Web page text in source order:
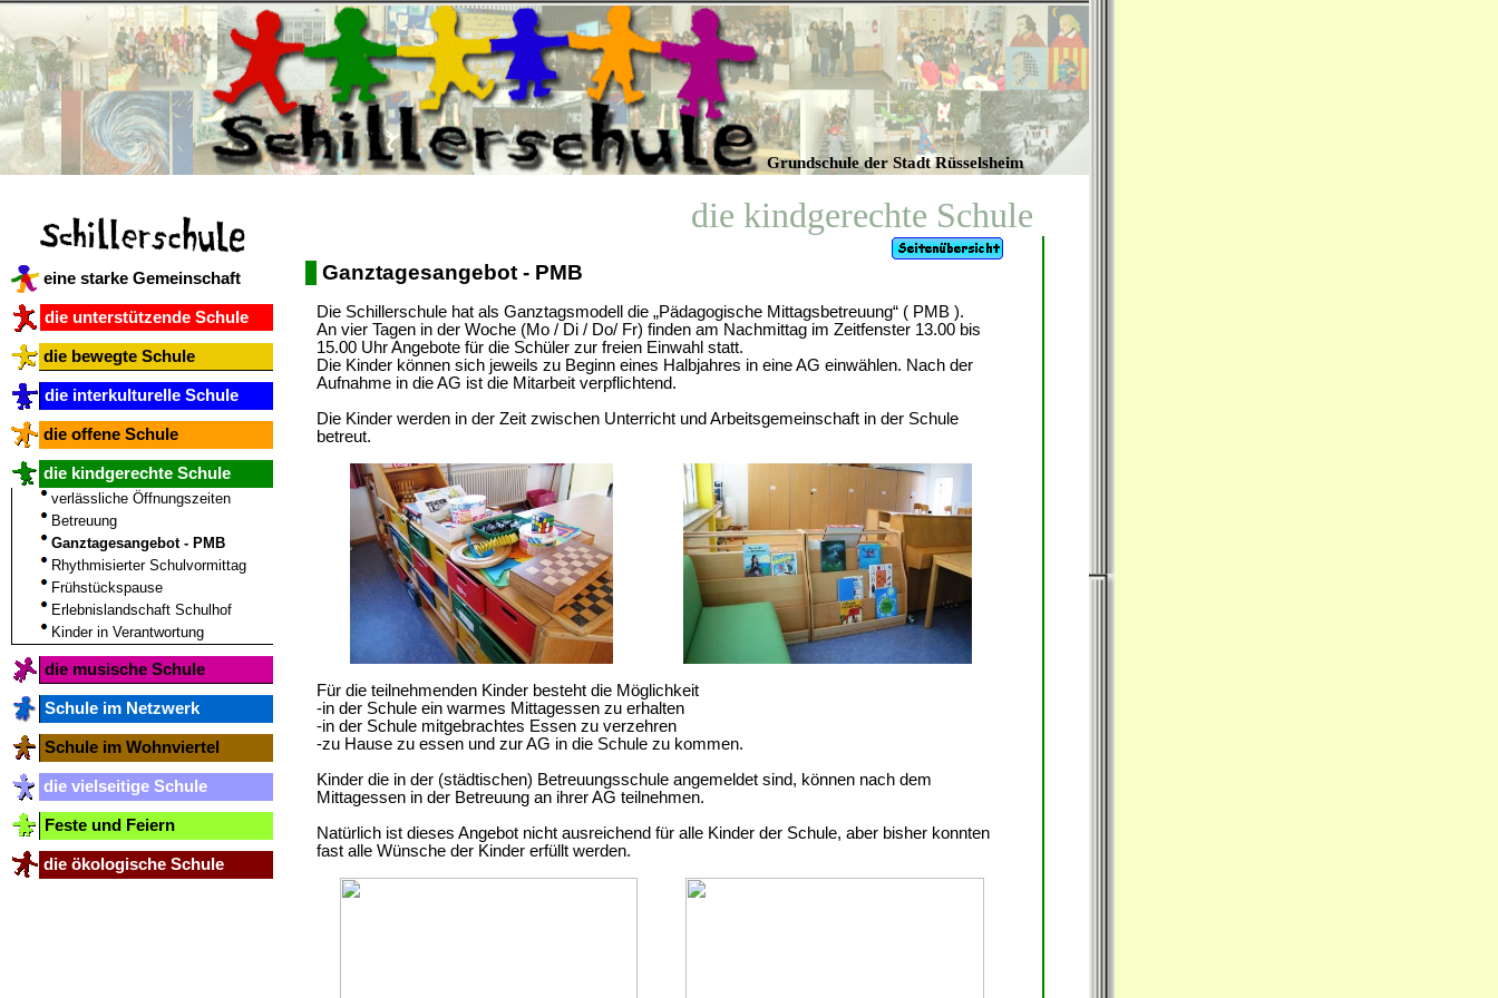
Grundschule der Stadt Rüsselsheim
eine starke Gemeinschaft
die unterstützende Schule
die bewegte Schule
die interkulturelle Schule
die offene Schule
die kindgerechte Schule
verlässliche Öffnungszeiten
Betreuung
Ganztagesangebot - PMB
Rhythmisierter Schulvormittag
Frühstückspause
Erlebnislandschaft Schulhof
Kinder in Verantwortung
die musische Schule
Schule im Netzwerk
Schule im Wohnviertel
die vielseitige Schule
Feste und Feiern
die ökologische Schule
die kindgerechte Schule
Ganztagesangebot - PMB
Die Schillerschule hat als Ganztagsmodell die „Pädagogische Mittagsbetreuung“ ( PMB ).
An vier Tagen in der Woche (Mo / Di / Do/ Fr) finden am Nachmittag im Zeitfenster 13.00 bis
15.00 Uhr Angebote für die Schüler zur freien Einwahl statt.
Die Kinder können sich jeweils zu Beginn eines Halbjahres in eine AG einwählen. Nach der
Aufnahme in die AG ist die Mitarbeit verpflichtend.
Die Kinder werden in der Zeit zwischen Unterricht und Arbeitsgemeinschaft in der Schule
betreut.
Für die teilnehmenden Kinder besteht die Möglichkeit
-in der Schule ein warmes Mittagessen zu erhalten
-in der Schule mitgebrachtes Essen zu verzehren
-zu Hause zu essen und zur AG in die Schule zu kommen.
Kinder die in der (städtischen) Betreuungsschule angemeldet sind, können nach dem
Mittagessen in der Betreuung an ihrer AG teilnehmen.
Natürlich ist dieses Angebot nicht ausreichend für alle Kinder der Schule, aber bisher konnten
fast alle Wünsche der Kinder erfüllt werden.